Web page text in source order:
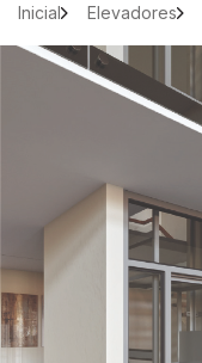
Inicial Elevadores